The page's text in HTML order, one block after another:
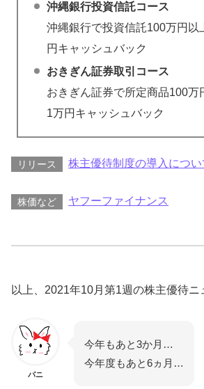
沖縄銀行投資信託コース
沖縄銀行で投資信託100万円以
円キャッシュバック
おきぎん証券取引コース
おきぎん証券で所定商品100万
1万円キャッシュバック
リリース 株主優待制度の導入につい
株価など ヤフーファイナンス
以上、2021年10月第1週の株主優待ニ
バニ
今年もあと3か月…
今年度もあと6ヵ月…